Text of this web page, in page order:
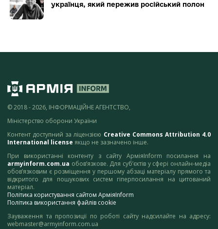
українця, який пережив російський полон
© 2018 - 2026, ІНФОРМАЦІЙНЕ АГЕНТСТВО,
Міністерство оборони України
Контент доступний за ліцензією Creative Commons Attribution 4.0
International license якщо не зазначено інше.
При використанні контенту з сайту АрміяInform посилання на
armyinform.com.ua обов’язкове. Для суб’єктів у сфері онлайн-медіа
обов’язковим є розміщення у першому абзаці матеріалу прямого та
відкритого для пошукових систем гіперпосилання на цитований
матеріал.
Політика користування сайтом АрміяInform
Політика використання файлів cookie
Зауваження та пропозиції по роботі сайту надсилайте на адресу:
webmaster@armyinform.com.ua